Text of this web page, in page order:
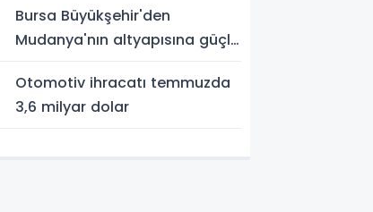
Bursa Büyükşehir'den
Mudanya'nın altyapısına güçlü
Otomotiv ihracatı temmuzda
3,6 milyar dolar